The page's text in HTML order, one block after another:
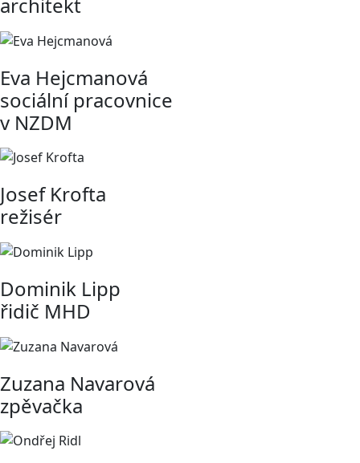
Eva Hejcmanová
sociální pracovnice
v NZDM
Josef Krofta
režisér
Dominik Lipp
řidič MHD
Zuzana Navarová
zpěvačka